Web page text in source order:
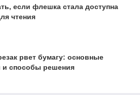
если флешка стала доступна
чтения
рвет бумагу: основные
и способы решения